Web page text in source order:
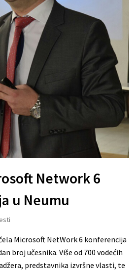
Network 6
u Neumu
Microsoft NetWork 6 konferencija
broj učesnika. Više od 700 vodećih
predstavnika izvršne vlasti, te